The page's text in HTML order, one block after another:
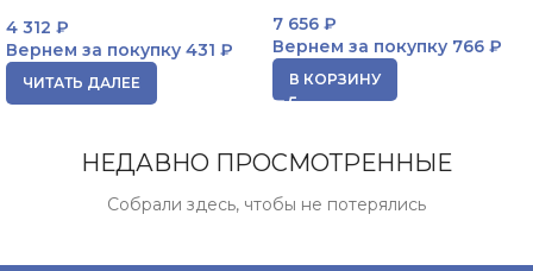
4 312 ₽
Вернем за покупку 431 ₽
ЧИТАТЬ ДАЛЕЕ
7 656 ₽
Вернем за покупку 766 ₽
В КОРЗИНУ
НЕДАВНО ПРОСМОТРЕННЫЕ
Собрали здесь, чтобы не потерялись